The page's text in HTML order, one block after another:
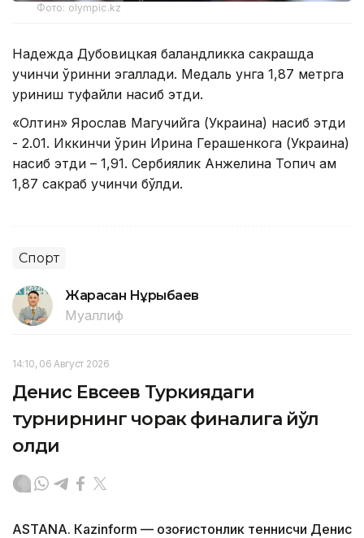
Фото: olympic.kz
Надежда Дубовицкая баландликка сакрашда
учинчи ўринни эгаллади. Медаль унга 1,87 метрга
уриниш туфайли насиб этди.
«Олтин» Ярослав Магучийга (Украина) насиб этди
- 2.01. Иккинчи ўрин Ирина Герашенкога (Украина)
насиб этди – 1,91. Сербиялик Анжелина Топич ҳам
1,87 сакраб учинчи бўлди.
Спорт
Жарасқан Нұрыбаев
Муаллиф
14:10, 06 Август 2026
Денис Евсеев Туркиядаги
турнирнинг чорак финалига йўл
олди
ASTANА. Кazinform — Қозоғистонлик теннисчи Денис